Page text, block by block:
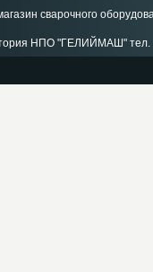
сварочного
НПО "ГЕЛИЙМАШ"